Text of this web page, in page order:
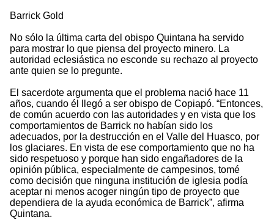
Barrick Gold
No sólo la última carta del obispo Quintana ha servido
para mostrar lo que piensa del proyecto minero. La
autoridad eclesiástica no esconde su rechazo al proyecto
ante quien se lo pregunte.
El sacerdote argumenta que el problema nació hace 11
años, cuando él llegó a ser obispo de Copiapó. “Entonces,
de común acuerdo con las autoridades y en vista que los
comportamientos de Barrick no habían sido los
adecuados, por la destrucción en el Valle del Huasco, por
los glaciares. En vista de ese comportamiento que no ha
sido respetuoso y porque han sido engañadores de la
opinión pública, especialmente de campesinos, tomé
como decisión que ninguna institución de iglesia podía
aceptar ni menos acoger ningún tipo de proyecto que
dependiera de la ayuda económica de Barrick”, afirma
Quintana.